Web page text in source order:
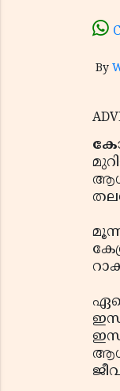
By